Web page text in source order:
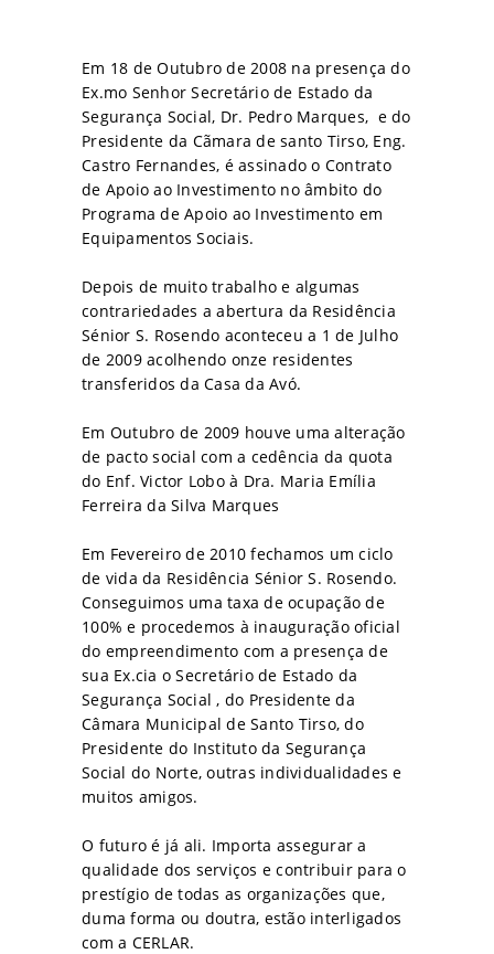
Em 18 de Outubro de 2008 na presença do
Ex.mo Senhor Secretário de Estado da
Segurança Social, Dr. Pedro Marques, e do
Presidente da Cãmara de santo Tirso, Eng.
Castro Fernandes, é assinado o Contrato
de Apoio ao Investimento no âmbito do
Programa de Apoio ao Investimento em
Equipamentos Sociais.
Depois de muito trabalho e algumas
contrariedades a abertura da Residência
Sénior S. Rosendo aconteceu a 1 de Julho
de 2009 acolhendo onze residentes
transferidos da Casa da Avó.
Em Outubro de 2009 houve uma alteração
de pacto social com a cedência da quota
do Enf. Victor Lobo à Dra. Maria Emília
Ferreira da Silva Marques
Em Fevereiro de 2010 fechamos um ciclo
de vida da Residência Sénior S. Rosendo.
Conseguimos uma taxa de ocupação de
100% e procedemos à inauguração oficial
do empreendimento com a presença de
sua Ex.cia o Secretário de Estado da
Segurança Social , do Presidente da
Câmara Municipal de Santo Tirso, do
Presidente do Instituto da Segurança
Social do Norte, outras individualidades e
muitos amigos.
O futuro é já ali. Importa assegurar a
qualidade dos serviços e contribuir para o
prestígio de todas as organizações que,
duma forma ou doutra, estão interligados
com a CERLAR.